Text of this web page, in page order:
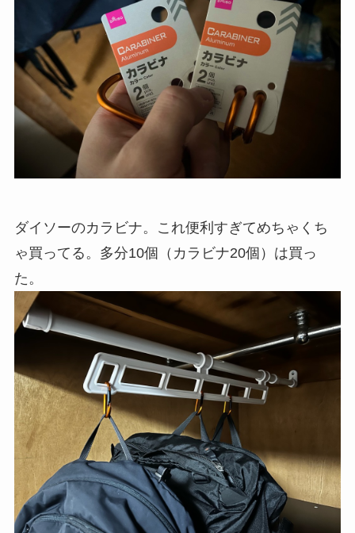
ダイソーのカラビナ。これ便利すぎてめちゃくち
ゃ買ってる。多分10個（カラビナ20個）は買っ
た。